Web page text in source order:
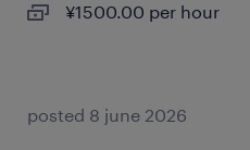
¥1500.00 per hour
posted 8 june 2026